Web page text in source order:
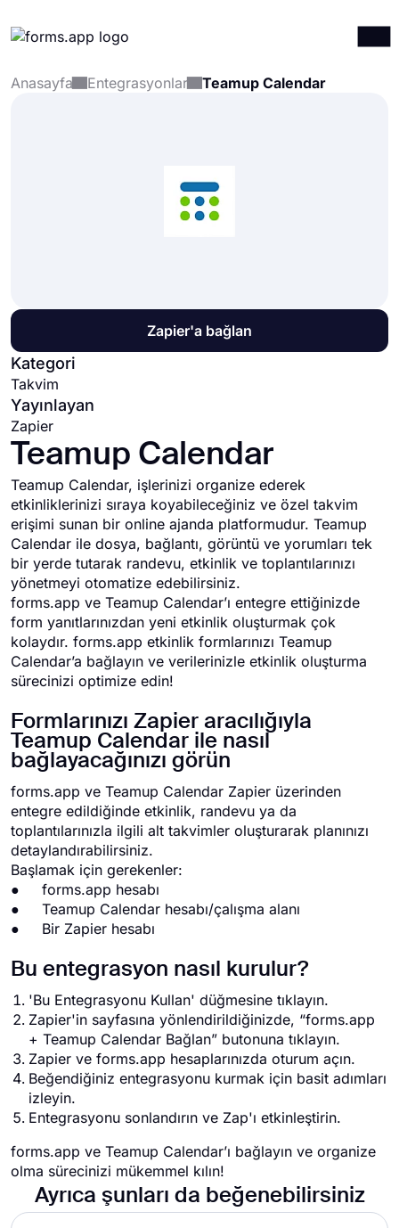
Ürünler
Anasayfa Entegrasyonlar Teamup Calendar
Zapier'a bağlan
Kategori
Takvim
Yayınlayan
Zapier
Teamup Calendar
Teamup Calendar, işlerinizi organize ederek
etkinliklerinizi sıraya koyabileceğiniz ve özel takvim
erişimi sunan bir online ajanda platformudur. Teamup
Calendar ile dosya, bağlantı, görüntü ve yorumları tek
bir yerde tutarak randevu, etkinlik ve toplantılarınızı
yönetmeyi otomatize edebilirsiniz.
forms.app ve Teamup Calendar’ı entegre ettiğinizde
form yanıtlarınızdan yeni etkinlik oluşturmak çok
kolaydır. forms.app etkinlik formlarınızı Teamup
Calendar’a bağlayın ve verilerinizle etkinlik oluşturma
sürecinizi optimize edin!
Formlarınızı Zapier aracılığıyla
Teamup Calendar ile nasıl
bağlayacağınızı görün
forms.app ve Teamup Calendar Zapier üzerinden
entegre edildiğinde etkinlik, randevu ya da
toplantılarınızla ilgili alt takvimler oluşturarak planınızı
detaylandırabilirsiniz.
Başlamak için gerekenler:
● forms.app hesabı
● Teamup Calendar hesabı/çalışma alanı
● Bir Zapier hesabı
Bu entegrasyon nasıl kurulur?
'Bu Entegrasyonu Kullan' düğmesine tıklayın.
Zapier'in sayfasına yönlendirildiğinizde, “forms.app
+ Teamup Calendar Bağlan” butonuna tıklayın.
Zapier ve forms.app hesaplarınızda oturum açın.
Beğendiğiniz entegrasyonu kurmak için basit adımları
izleyin.
Entegrasyonu sonlandırın ve Zap'ı etkinleştirin.
forms.app ve Teamup Calendar’ı bağlayın ve organize
olma sürecinizi mükemmel kılın!
Ayrıca şunları da beğenebilirsiniz